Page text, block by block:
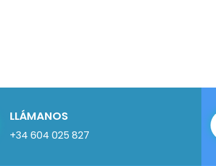
LLÁMANOS
+34 604 025 827